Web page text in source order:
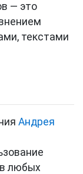
— это
текстами
Андрея
любых